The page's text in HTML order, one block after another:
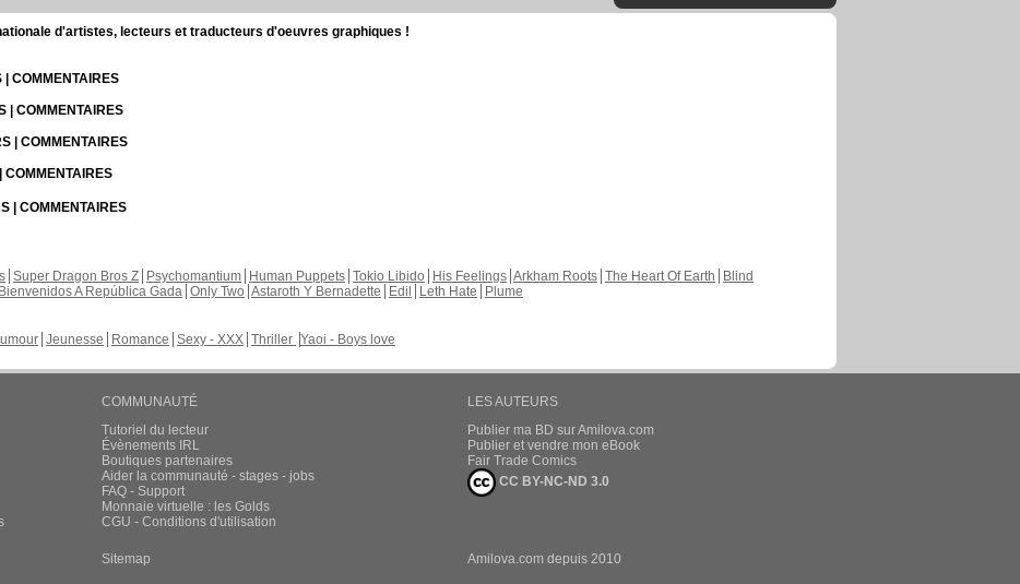
d'artistes, lecteurs et traducteurs d'oeuvres graphiques !
COMMENTAIRES
| COMMENTAIRES
| COMMENTAIRES
| COMMENTAIRES
Super Dragon Bros Z Psychomantium Human Puppets Tokio Libido His Feelings Arkham Roots The Heart Of Earth
Blind
Bienvenidos A República Gada Only Two Astaroth Y Bernadette Edil Leth Hate
Plume
Jeunesse Romance Sexy - XXX Thriller Yaoi - Boys love
COMMUNAUTÉ
Tutoriel du lecteur
Évènements IRL
Boutiques partenaires
Aider la communauté - stages - jobs
FAQ - Support
Monnaie virtuelle : les Golds
CGU - Conditions d'utilisation
LES AUTEURS
Publier ma BD sur Amilova.com
Publier et vendre mon eBook
Fair Trade Comics
CC BY-NC-ND 3.0
Sitemap Amilova.com depuis 2010